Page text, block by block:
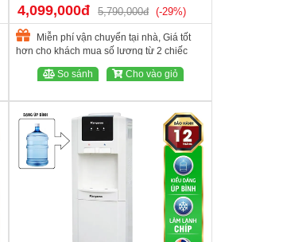
4,099,000đ 5,790,000đ (-29%)
Miễn phí vận chuyển tại nhà, Giá tốt
hơn cho khách mua số lượng từ 2 chiếc
So sánh Cho vào giỏ